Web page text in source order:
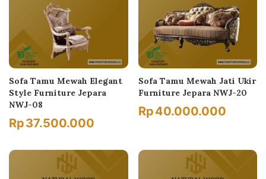
Sofa Tamu Mewah Elegant
Style Furniture Jepara
NWJ-08
Rp37.500.000
Sofa Tamu Mewah Jati Ukir
Furniture Jepara NWJ-20
Rp40.000.000